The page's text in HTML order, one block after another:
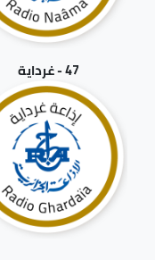
47 - غرداية